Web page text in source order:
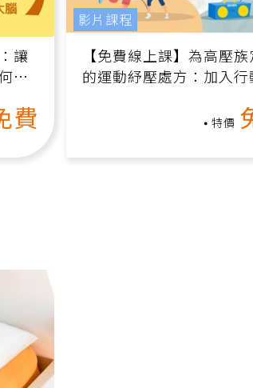
讓
逆
費
【免費線上課】為高壓族
的運動紓壓處方：加入行
增肌、互動元素，0基礎
影片課程